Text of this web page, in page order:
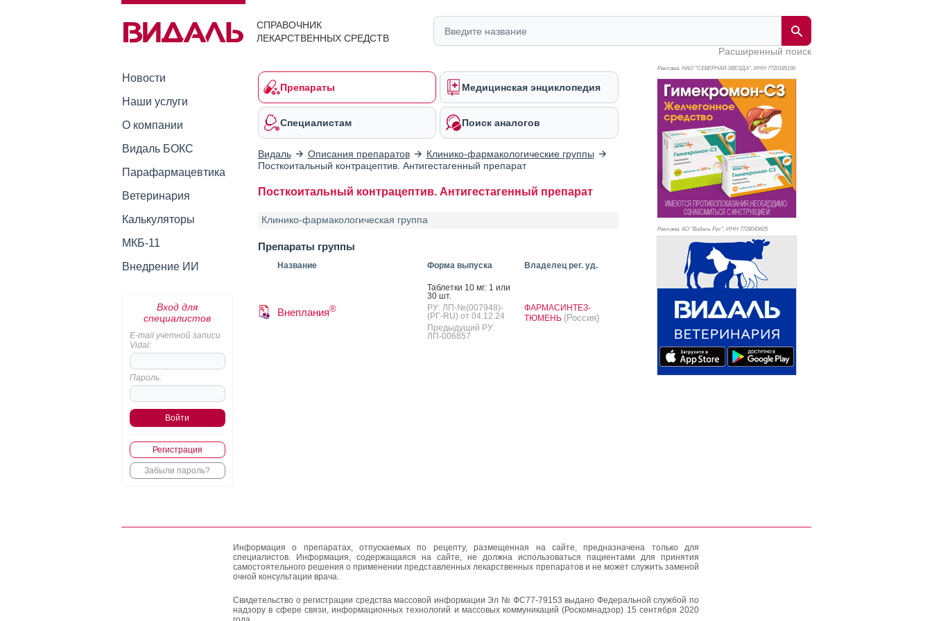
СПРАВОЧНИК
ЛЕКАРСТВЕННЫХ СРЕДСТВ
Расширенный поиск
Новости
Наши услуги
О компании
Видаль БОКС
Парафармацевтика
Ветеринария
Калькуляторы
МКБ-11
Внедрение ИИ
Вход для
специалистов
E-mail учетной записи
Vidal:
Пароль:
Регистрация
Забыли пароль?
Препараты Медицинская энциклопедия
Специалистам Поиск аналогов
Видаль Описания препаратов
Клинико-фармакологические группы
Посткоитальный контрацептив. Антигестагенный препарат
Посткоитальный контрацептив. Антигестагенный препарат
Клинико-фармакологическая группа
Препараты группы
Название Форма выпуска Владелец рег. уд.
Внеплания®
Таб­летки 10 мг: 1 или
30 шт.
РУ: ЛП-№(007948)-
(РГ-RU) от 04.12.24
Предыдущий РУ:
ЛП-006857
ФАРМАСИНТЕЗ-
ТЮМЕНЬ (Россия)
Реклама. НАО "СЕВЕРНАЯ ЗВЕЗДА", ИНН 7720185196
Реклама. АО "Видаль Рус", ИНН 7728043605
Информация о препаратах, отпускаемых по рецепту, размещенная на сайте, предназначена только для
специалистов. Информация, содержащаяся на сайте, не должна использоваться пациентами для принятия
самостоятельного решения о применении представленных лекарственных препаратов и не может служить заменой
очной консультации врача.
Свидетельство о регистрации средства массовой информации Эл № ФС77-79153 выдано Федеральной службой по
надзору в сфере связи, информационных технологий и массовых коммуникаций (Роскомнадзор) 15 сентября 2020